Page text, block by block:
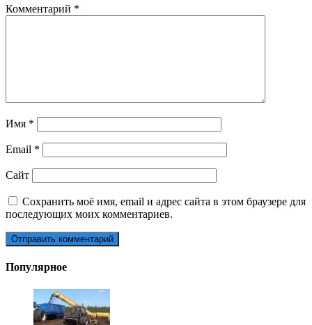
Комментарий *
Имя *
Email *
Сайт
Сохранить моё имя, email и адрес сайта в этом браузере для
последующих моих комментариев.
Популярное